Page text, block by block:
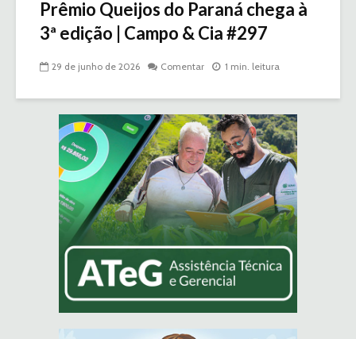
Prêmio Queijos do Paraná chega à
3ª edição | Campo & Cia #297
29 de junho de 2026 Comentar 1 min. leitura